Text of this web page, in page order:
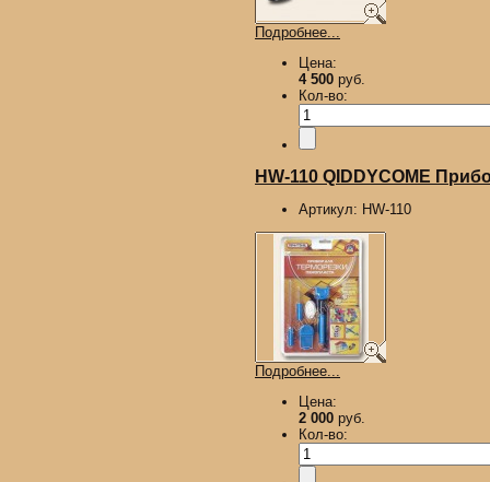
Подробнее...
Цена:
4 500 руб.
Кол-во:
HW-110 QIDDYCOME
Артикул: HW-110
Подробнее...
Цена:
2 000 руб.
Кол-во: